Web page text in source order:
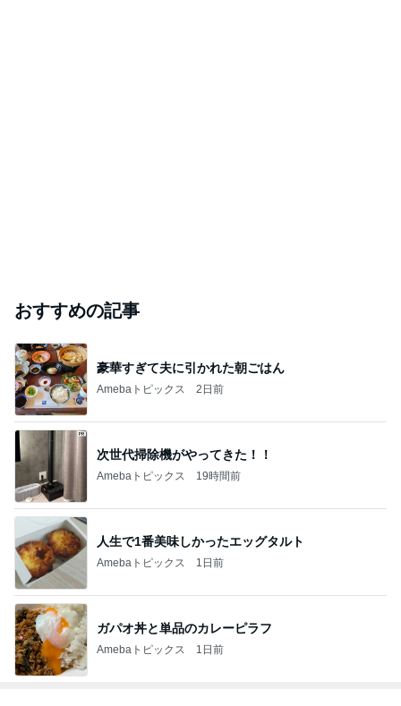
おすすめの記事
豪華すぎて夫に引かれた朝ごはん
Amebaトピックス 2日前
次世代掃除機がやってきた！！
Amebaトピックス 19時間前
人生で1番美味しかったエッグタルト
Amebaトピックス 1日前
ガパオ丼と単品のカレーピラフ
Amebaトピックス 1日前